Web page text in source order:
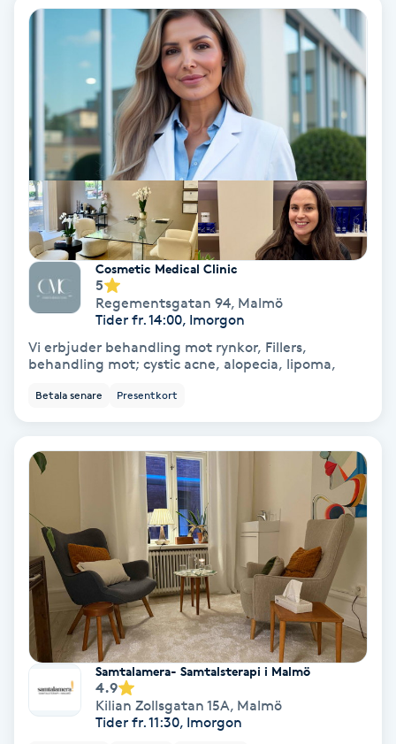
Ansiktsbehandling djuprengörande
Balayage
Bambumassage
Barber
Barnklippning
Brynfärgning
Brynplockning
Bröllopsuppsättning
Cosmetic Medical Clinic
5
Regementsgatan 94, Malmö
Tider fr. 14:00, Imorgon
Vi erbjuder behandling mot rynkor, Fillers,
behandling mot; cystic acne, alopecia, lipoma,
Betala senare Presentkort
Samtalamera- Samtalsterapi i Malmö
4.9
Kilian Zollsgatan 15A, Malmö
Tider fr. 11:30, Imorgon